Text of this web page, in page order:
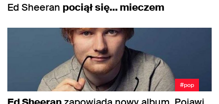
Ed Sheeran pociął się… mieczem
#pop